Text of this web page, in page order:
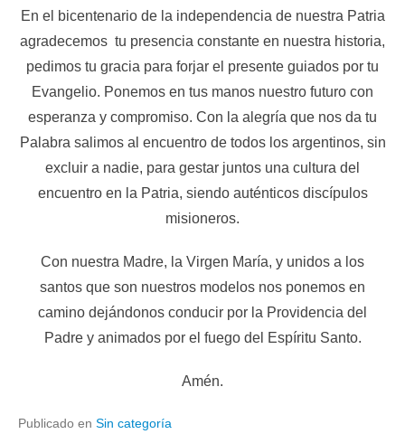
En el bicentenario de la independencia de nuestra Patria
agradecemos tu presencia constante en nuestra historia,
pedimos tu gracia para forjar el presente guiados por tu
Evangelio. Ponemos en tus manos nuestro futuro con
esperanza y compromiso. Con la alegría que nos da tu
Palabra salimos al encuentro de todos los argentinos, sin
excluir a nadie, para gestar juntos una cultura del
encuentro en la Patria, siendo auténticos discípulos
misioneros.
Con nuestra Madre, la Virgen María, y unidos a los
santos que son nuestros modelos nos ponemos en
camino dejándonos conducir por la Providencia del
Padre y animados por el fuego del Espíritu Santo.
Amén.
Publicado en Sin categoría